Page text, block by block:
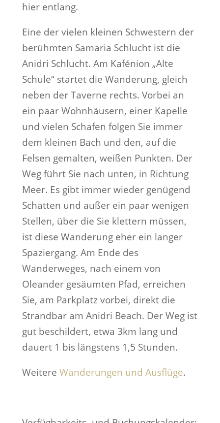
hier entlang.
Eine der vielen kleinen Schwestern der
berühmten Samaria Schlucht ist die
Anidri Schlucht. Am Kafénion „Alte
Schule“ startet die Wanderung, gleich
neben der Taverne rechts. Vorbei an
ein paar Wohnhäusern, einer Kapelle
und vielen Schafen folgen Sie immer
dem kleinen Bach und den, auf die
Felsen gemalten, weißen Punkten. Der
Weg führt Sie nach unten, in Richtung
Meer. Es gibt immer wieder genügend
Schatten und außer ein paar wenigen
Stellen, über die Sie klettern müssen,
ist diese Wanderung eher ein langer
Spaziergang. Am Ende des
Wanderweges, nach einem von
Oleander gesäumten Pfad, erreichen
Sie, am Parkplatz vorbei, direkt die
Strandbar am Anidri Beach. Der Weg ist
gut beschildert, etwa 3km lang und
dauert 1 bis längstens 1,5 Stunden.
Weitere Wanderungen und Ausflüge.